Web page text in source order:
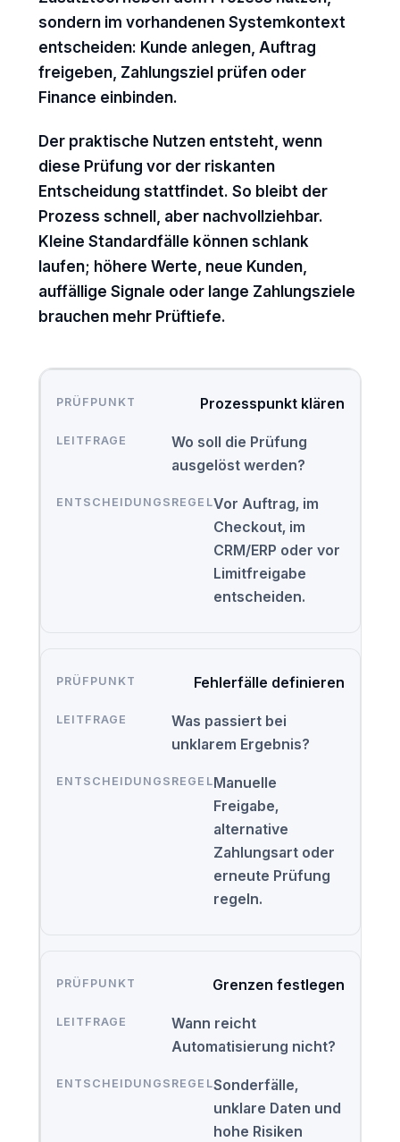
sondern im vorhandenen Systemkontext
entscheiden: Kunde anlegen, Auftrag
freigeben, Zahlungsziel prüfen oder
Finance einbinden.
Der praktische Nutzen entsteht, wenn
diese Prüfung vor der riskanten
Entscheidung stattfindet. So bleibt der
Prozess schnell, aber nachvollziehbar.
Kleine Standardfälle können schlank
laufen; höhere Werte, neue Kunden,
auffällige Signale oder lange Zahlungsziele
brauchen mehr Prüftiefe.
Prozesspunkt klären
Wo soll die Prüfung
ausgelöst werden?
Vor Auftrag, im
Checkout, im
CRM/ERP oder vor
Limitfreigabe
entscheiden.
Fehlerfälle definieren
Was passiert bei
unklarem Ergebnis?
Manuelle
Freigabe,
alternative
Zahlungsart oder
erneute Prüfung
regeln.
Grenzen festlegen
Wann reicht
Automatisierung nicht?
Sonderfälle,
unklare Daten und
hohe Risiken